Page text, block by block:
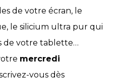
de votre écran, le
le silicium ultra pur qui
de votre tablette…
mercredi
vous dès